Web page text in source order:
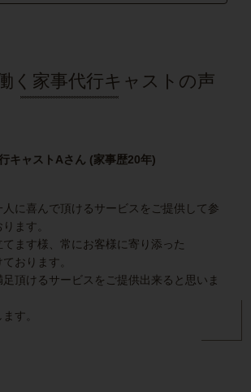
く家事代行キャストの声
キャストAさん (家事歴20年)
人に喜んで頂けるサービスをご提供して参
ます。
ます様、常にお客様に寄り添った
おります。
頂けるサービスをご提供出来ると思いま
す。